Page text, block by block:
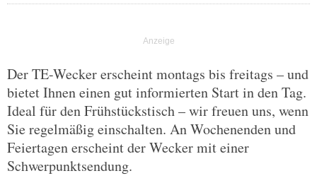
Der TE-Wecker erscheint montags bis freitags – und
bietet Ihnen einen gut informierten Start in den Tag.
Ideal für den Frühstückstisch – wir freuen uns, wenn
Sie regelmäßig einschalten. An Wochenenden und
Feiertagen erscheint der Wecker mit einer
Schwerpunktsendung.